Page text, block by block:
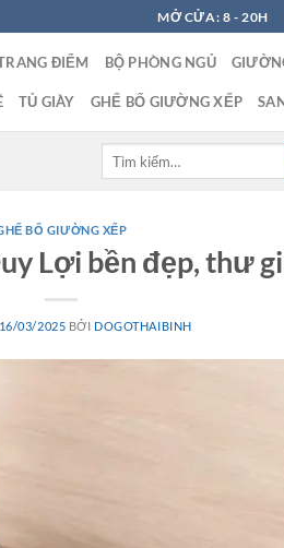
MỞ CỬA: 8 - 20H
ĐIỂM BỘ PHÒNG NGỦ
TỦ GIÀY GHẾ BỐ GIƯỜNG XẾP
BỐ GIƯỜNG XẾP
Lợi bền đẹp, thư
16/03/2025 BỞI DOGOTHAIBINH